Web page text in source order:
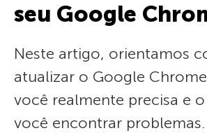
seu Google
Neste artigo, orientamos
atualizar o Google
você realmente precisa e
você encontrar problemas.